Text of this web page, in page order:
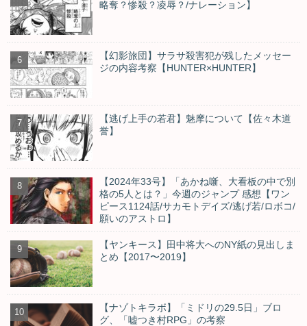
略奪？惨殺？凌辱？/ナレーション】
【幻影旅団】サラサ殺害犯が残したメッセー
ジの内容考察【HUNTER×HUNTER】
【逃げ上手の若君】魅摩について【佐々木道
誉】
【2024年33号】「あかね噺、大看板の中で別
格の5人とは？」今週のジャンプ 感想【ワン
ピース1124話/サカモトデイズ/逃げ若/ロボコ/
願いのアストロ】
【ヤンキース】田中将大へのNY紙の見出しま
とめ【2017〜2019】
【ナゾトキラボ】「ミドリの29.5日」ブロ
グ、「嘘つき村RPG」の考察